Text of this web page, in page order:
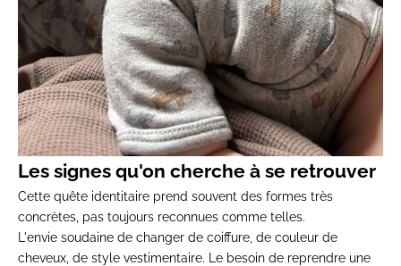
Les signes qu'on cherche à se retrouver
Cette quête identitaire prend souvent des formes très
concrètes, pas toujours reconnues comme telles.
L'envie soudaine de changer de coiffure, de couleur de
cheveux, de style vestimentaire. Le besoin de reprendre une